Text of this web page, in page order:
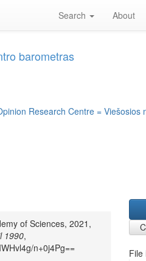
Search About
barometras
Research Centre =
of Sciences, 2021,
1990,
n+0j4Pg==
File